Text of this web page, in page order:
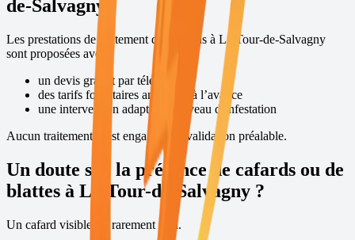
de-Salvagny
Les prestations de traitement des cafards à La Tour-de-Salvagny
sont proposées avec :
un devis gratuit par téléphone
des tarifs forfaitaires annoncés à l’avance
une intervention adaptée au niveau d’infestation
Aucun traitement n’est engagé sans validation préalable.
Un doute sur la présence de cafards ou de
blattes à La Tour-de-Salvagny ?
Un cafard visible est rarement seul.